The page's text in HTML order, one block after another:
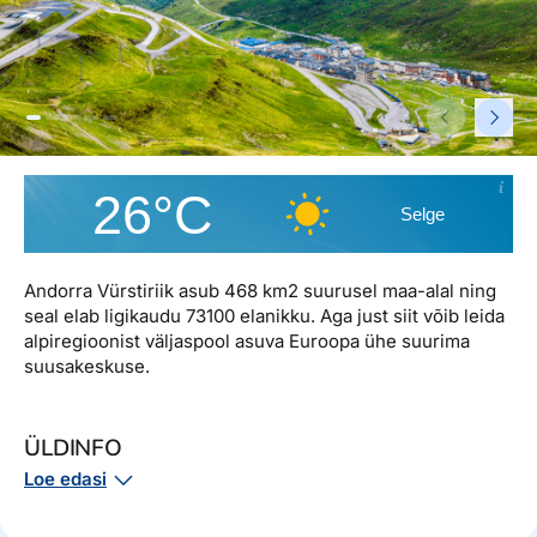
Reisitarvete e-pood
Airalo eSIM
Reisija meelespea
Kuldkaart
Platinum Club
Püsisoodustused
Boonuspunktid
Meist
Ettevõttest, kontaktid, reisikonsultandi teenus, tule
tööle, uudised...
Ettevõttest
Kontaktid
Reisikonsultandi teenus
Uudised
26°C Selge
Andorra Vürstiriik asub 468 km2 suurusel maa-alal ning
seal elab ligikaudu 73100 elanikku. Aga just siit võib leida
alpiregioonist väljaspool asuva Euroopa ühe suurima
suusakeskuse.
ÜLDINFO
Loe edasi